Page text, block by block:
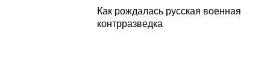
Как рождалась русская военная
контрразведка